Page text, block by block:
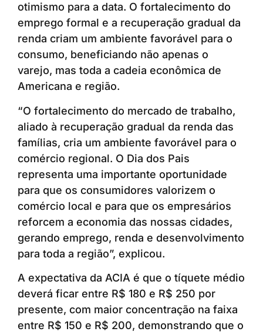
otimismo para a data. O fortalecimento do
emprego formal e a recuperação gradual da
renda criam um ambiente favorável para o
consumo, beneficiando não apenas o
varejo, mas toda a cadeia econômica de
Americana e região.
“O fortalecimento do mercado de trabalho,
aliado à recuperação gradual da renda das
famílias, cria um ambiente favorável para o
comércio regional. O Dia dos Pais
representa uma importante oportunidade
para que os consumidores valorizem o
comércio local e para que os empresários
reforcem a economia das nossas cidades,
gerando emprego, renda e desenvolvimento
para toda a região”, explicou.
A expectativa da ACIA é que o tíquete médio
deverá ficar entre R$ 180 e R$ 250 por
presente, com maior concentração na faixa
entre R$ 150 e R$ 200, demonstrando que o